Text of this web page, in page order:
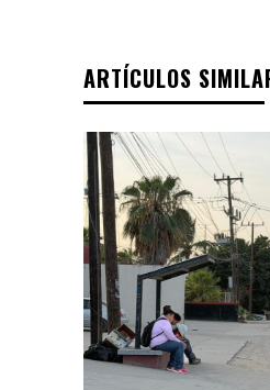
ARTÍCULOS